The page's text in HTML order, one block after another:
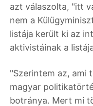
azt válaszolta, "itt
nem a
listája került ki az
aktivistáinak a
"Szerintem az, ami
magyar
botránya. Mert mi